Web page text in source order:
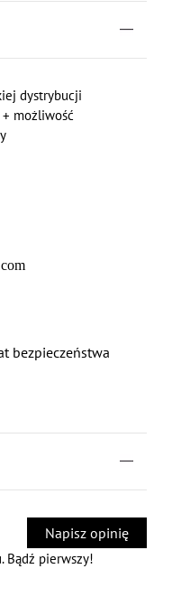
dystrybucji
możliwość
bezpieczeństwa
Napisz opinię
Bądź pierwszy!